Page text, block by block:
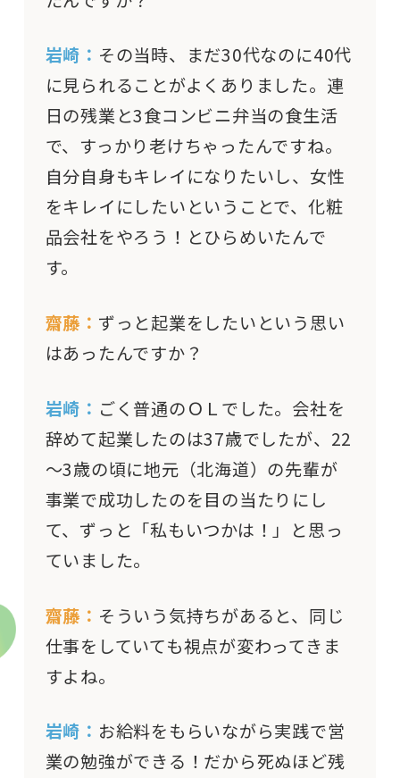
岩崎： その当時、まだ30代なのに40代
に見られることがよくありました。連
日の残業と3食コンビニ弁当の食生活
で、すっかり老けちゃったんですね。
自分自身もキレイになりたいし、女性
をキレイにしたいということで、化粧
品会社をやろう！とひらめいたんで
す。
齋藤： ずっと起業をしたいという思い
はあったんですか？
岩崎： ごく普通のＯＬでした。会社を
辞めて起業したのは37歳でしたが、22
～3歳の頃に地元（北海道）の先輩が
事業で成功したのを目の当たりにし
て、ずっと「私もいつかは！」と思っ
ていました。
齋藤： そういう気持ちがあると、同じ
仕事をしていても視点が変わってきま
すよね。
岩崎： お給料をもらいながら実践で営
業の勉強ができる！だから死ぬほど残